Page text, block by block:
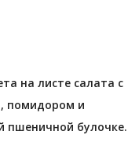
на листе салата с
помидором и
пшеничной булочке.